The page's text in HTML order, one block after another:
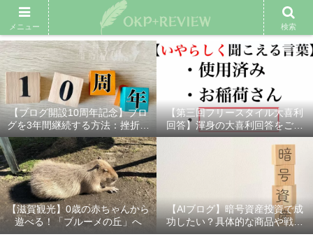
雑記ブログ プロフィール 余興動画 ベスト大喜利 スポ
【ブログ開設10周年記念】ブロ
グを3年間継続する方法：挫折し
ないための7つの秘訣
【第三回フリースタイル大喜利
回答】渾身の大喜利回答をご紹
介！
【滋賀観光】0歳の赤ちゃんから
遊べる！「ブルーメの丘」へ
【AIブログ】暗号資産投資で成
功したい？具体的な商品や戦略
を分かりやすく解説！
メニュー 検索